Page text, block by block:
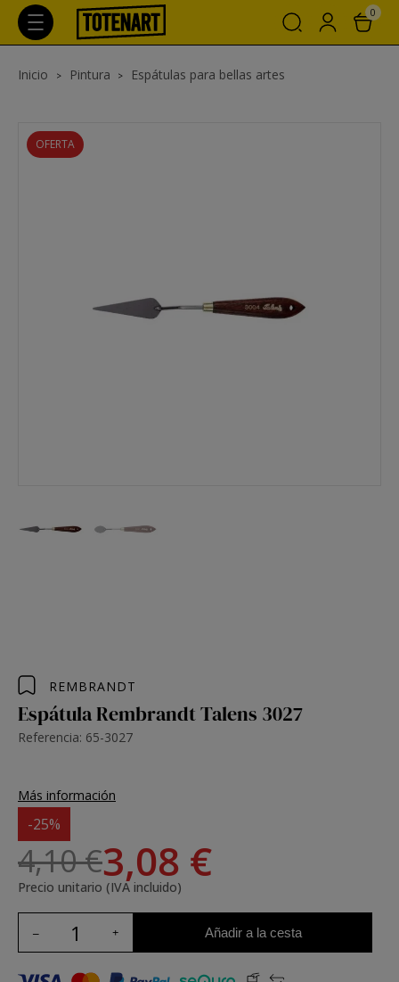
0
Inicio Pintura Espátulas para bellas artes
OFERTA
REMBRANDT
Espátula Rembrandt Talens 3027
Referencia: 65-3027
Más información
-25%
4,10 €3,08 €
Precio unitario (IVA incluido)
Añadir a la cesta